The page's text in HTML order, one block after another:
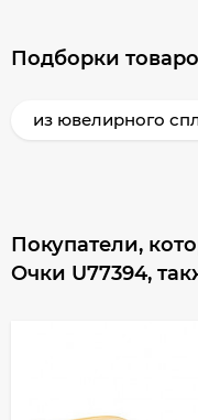
Подборки
из ювелирного
Покупатели,
Очки U77394,